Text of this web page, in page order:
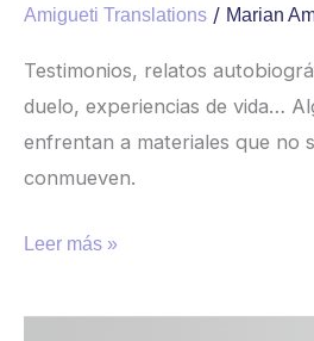
Amigueti Translations / Marian
Testimonios, relatos
duelo, experiencias de vida…
enfrentan a materiales que no
conmueven.
Leer más »